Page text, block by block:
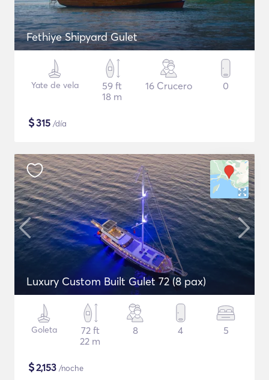
Fethiye Shipyard Gulet
Yate de vela
59 ft
18 m
16 Crucero 0
$315 /día
Luxury Custom Built Gulet 72 (8 pax)
Goleta
72 ft
22 m
8 4 5
$2,153 /noche